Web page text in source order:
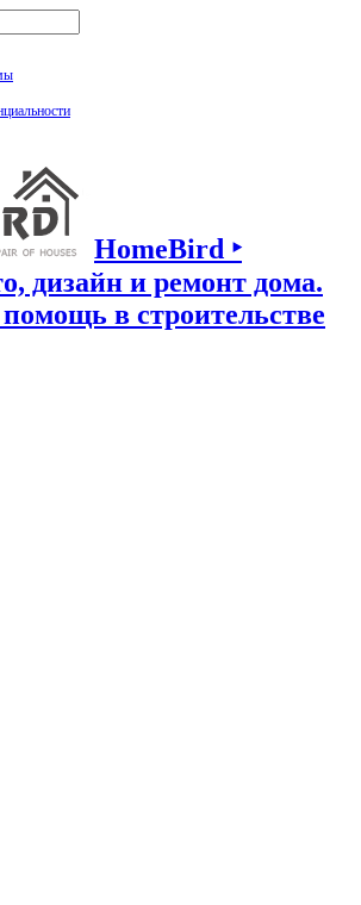
HomeBird ‣
дизайн и ремонт дома.
в строительстве